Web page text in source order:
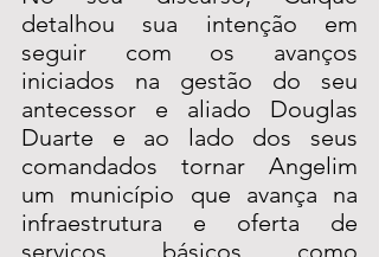
detalhou sua intenção em
seguir com os avanços
iniciados na gestão do seu
antecessor e aliado Douglas
Duarte e ao lado dos seus
comandados tornar Angelim
um município que avança na
infraestrutura e oferta de